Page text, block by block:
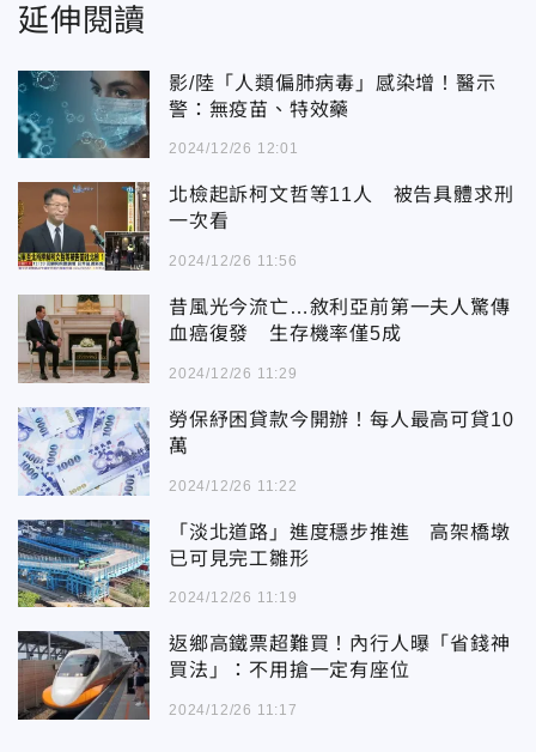
延伸閱讀
影/陸「人類偏肺病毒」感染增！醫示
警：無疫苗、特效藥
2024/12/26 12:01
北檢起訴柯文哲等11人 被告具體求刑
一次看
2024/12/26 11:56
昔風光今流亡…敘利亞前第一夫人驚傳
血癌復發 生存機率僅5成
2024/12/26 11:29
勞保紓困貸款今開辦！每人最高可貸10
萬
2024/12/26 11:22
「淡北道路」進度穩步推進 高架橋墩
已可見完工雛形
2024/12/26 11:19
返鄉高鐵票超難買！內行人曝「省錢神
買法」：不用搶一定有座位
2024/12/26 11:17